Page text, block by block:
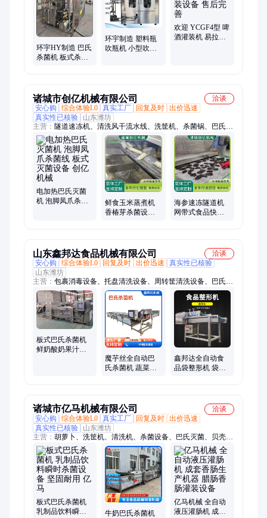
线、啤酒灌装设备、功能饮料生产线、乳饮料生产线、植物饮料
生产线、热熔胶贴标机、装箱机、膜包机、汽水灌装线、液体灌
装流水线
环宇HY制造 巴氏
杀菌机 板式杀菌
环宇制造 塑料瓶
吹瓶机 小型吹瓶
欢迎 YCGF4型 啤
酒灌装机 易拉罐
诸城市创亿机械有限公司
洽谈
安心购
综合体验L0 真实工厂 回复及时 出价迅速
真实性已核验
山东潍坊
主营： 隧道速冻机、清洗风干流水线、洗筐机、杀菌锅、巴氏杀
菌机、果蔬清洗机、全自动炒锅、漂烫机、冷却线、液氮速冻
柜、液氮速冻机、速冻机、真空包装机、盒式包装机、油炸锅、
油炸流水线、蔬菜速冻设备、食品速冻设备、全自动洗菜机、烟
熏炉、螺旋速冻机、小型熟食加工设备、行星搅拌炒锅、塑料料
盘清洗机
电加热巴氏灭菌
机 泡脚凤爪杀菌
鲜食玉米蒸煮机
香椿芽杀菌设备
海参速冻隧道机
网带式食品快速
山东鑫邦达食品机械有限公司
洽谈
安心购
综合体验L0 回复及时 出价迅速
真实性已核验
山东潍坊
主营： 包裹消毒设备、托盘清洗设备、周转筐清洗设备、巴氏杀
菌机、食品杀菌设备、低温灭菌流水线
板式巴氏杀菌机
鲜奶酸奶果汁蛋
魔芋丝全自动巴
氏杀菌机 蔬菜蒸
鑫邦达全自动食
品袋整形机 袋装
诸城市亿马机械有限公司
洽谈
安心购
综合体验L0 真实工厂 回复及时 出价迅速
真实性已核验
山东潍坊
主营： 胡萝卜、洗筐机、清洗机、杀菌设备、巴氏灭菌、贝壳
类、蔬菜净菜、机械山芋、沙拉净菜、机械薯片、地瓜清洗、土
豆清洗、机械蔬菜、机械鸭苗、机械土豆、机械蒸煮、薯片净
菜、芦笋清洗、机械芋头、机械地瓜、机械果蔬、果蔬净菜、机
械净菜、草莓净菜、机械蛋糕
板式巴氏杀菌机
乳制品饮料瞬时
牛奶巴氏杀菌机
亿马机械 全自动
液压灌肠机 成套